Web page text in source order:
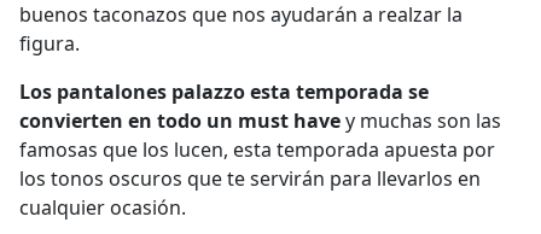
buenos taconazos que nos ayudarán a realzar la
figura.
Los pantalones palazzo esta temporada se
convierten en todo un must havey muchas son las
famosas que los lucen, esta temporada apuesta por
los tonos oscuros que te servirán para llevarlos en
cualquier ocasión.